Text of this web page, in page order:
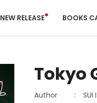
NEW RELEASE BOOKS
Tokyo
Author :
SUI